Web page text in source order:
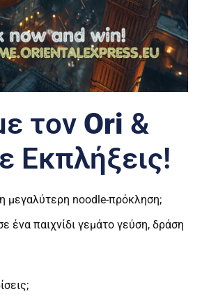
τον Ori &
Εκπλήξεις!
μεγαλύτερη noodle-πρόκληση;
ένα παιχνίδι γεμάτο γεύση, δράση